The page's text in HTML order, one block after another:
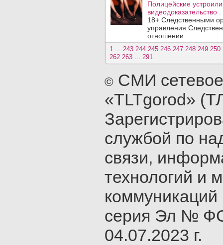
Полицейские
видеодоказательство .
18+ Следственными
управления
отношении ..
1 243 244 245 246 247 248 249 250
262 263 291
© СМИ
«TLTgorod»
службой по
связи,
технологий и
серия Эл №
04.07.2023 г.